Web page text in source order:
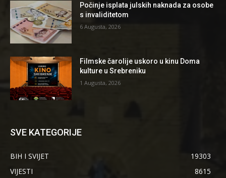
Počinje isplata julskih naknada za osobe
s invaliditetom
6 Augusta, 2026
Filmske čarolije uskoro u kinu Doma
kulture u Srebreniku
1 Augusta, 2026
SVE KATEGORIJE
BIH I SVIJET
19303
VIJESTI
8615